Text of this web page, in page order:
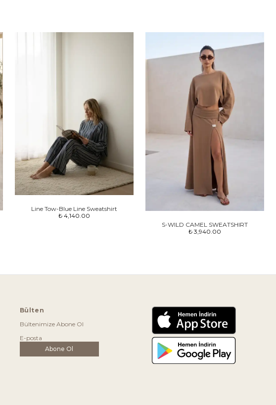
Line Tow-Blue Line Sweatshirt
₺ 4,140.00
S-WILD CAMEL SWEATSHIRT
₺ 3,940.00
Bülten
Bültenimize Abone Ol
Abone Ol